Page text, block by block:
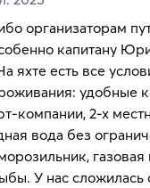
организаторам
капитану
яхте есть все
удобные
компании, 2-х
вода без
У нас сложилась